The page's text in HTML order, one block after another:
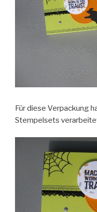
Für diese Verpackung
Stempelsets